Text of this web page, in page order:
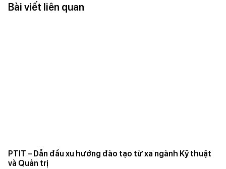
Bài viết liên quan
PTIT – Dẫn đầu xu hướng đào tạo từ xa ngành Kỹ thuật
và Quản trị